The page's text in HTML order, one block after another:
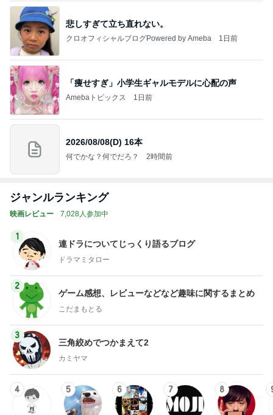
悲しすぎて立ち直れない。
クロオフィシャルブログPowered by Ameba 1日前
「痩せすぎ」小学生ギャルモデルに心配の声
Amebaトピックス 1日前
2026/08/08(D) 16本
何でかな？何でだろ？ 2時間前
ジャンルランキング
映画レビュー 7,028人参加中
1
連ドラについてじっくり語るブログ
ドラマミタロー
2
ゲーム感想、レビューなどなど趣味に関するまとめ
こだまもとる
3
三角絞めでつかまえて2
カミヤマ
4 5 6 7 8